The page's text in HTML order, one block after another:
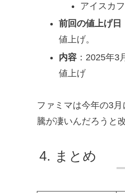
アイスカ
前回の値上げ日
値上げ。
内容：2025年3
値上げ
ファミマは今年の3
騰が凄いんだろうと
まとめ